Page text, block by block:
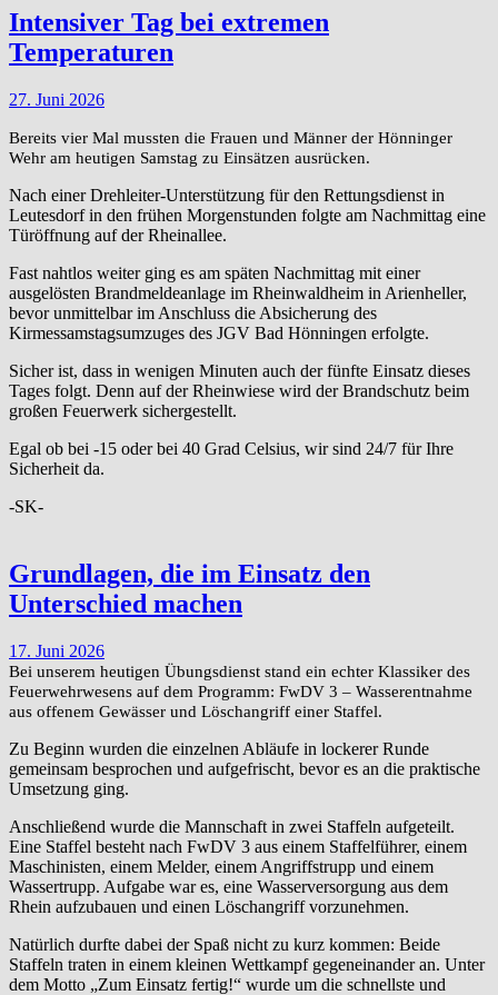
Intensiver Tag bei extremen
Temperaturen
27. Juni 2026
Bereits vier Mal mussten die Frauen und Männer der Hönninger
Wehr am heutigen Samstag zu Einsätzen ausrücken.
Nach einer Drehleiter-Unterstützung für den Rettungsdienst in
Leutesdorf in den frühen Morgenstunden folgte am Nachmittag eine
Türöffnung auf der Rheinallee.
Fast nahtlos weiter ging es am späten Nachmittag mit einer
ausgelösten Brandmeldeanlage im Rheinwaldheim in Arienheller,
bevor unmittelbar im Anschluss die Absicherung des
Kirmessamstagsumzuges des JGV Bad Hönningen erfolgte.
Sicher ist, dass in wenigen Minuten auch der fünfte Einsatz dieses
Tages folgt. Denn auf der Rheinwiese wird der Brandschutz beim
großen Feuerwerk sichergestellt.
Egal ob bei -15 oder bei 40 Grad Celsius, wir sind 24/7 für Ihre
Sicherheit da.
-SK-
Grundlagen, die im Einsatz den
Unterschied machen
17. Juni 2026
Bei unserem heutigen Übungsdienst stand ein echter Klassiker des
Feuerwehrwesens auf dem Programm: FwDV 3 – Wasserentnahme
aus offenem Gewässer und Löschangriff einer Staffel.
Zu Beginn wurden die einzelnen Abläufe in lockerer Runde
gemeinsam besprochen und aufgefrischt, bevor es an die praktische
Umsetzung ging.
Anschließend wurde die Mannschaft in zwei Staffeln aufgeteilt.
Eine Staffel besteht nach FwDV 3 aus einem Staffelführer, einem
Maschinisten, einem Melder, einem Angriffstrupp und einem
Wassertrupp. Aufgabe war es, eine Wasserversorgung aus dem
Rhein aufzubauen und einen Löschangriff vorzunehmen.
Natürlich durfte dabei der Spaß nicht zu kurz kommen: Beide
Staffeln traten in einem kleinen Wettkampf gegeneinander an. Unter
dem Motto „Zum Einsatz fertig!“ wurde um die schnellste und